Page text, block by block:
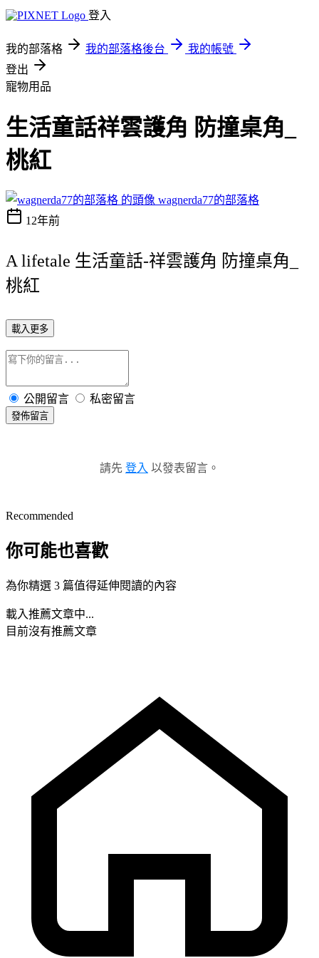
登入
我的部落格 我的部落格後台
我的帳號
登出
寵物用品
生活童話祥雲護角 防撞桌角_
桃紅
wagnerda77的部落格
12年前
A lifetale 生活童話-祥雲護角 防撞桌角_
桃紅
載入更多
公開留言 私密留言
發佈留言
請先 登入 以發表留言。
Recommended
你可能也喜歡
為你精選 3 篇值得延伸閱讀的內容
載入推薦文章中...
目前沒有推薦文章